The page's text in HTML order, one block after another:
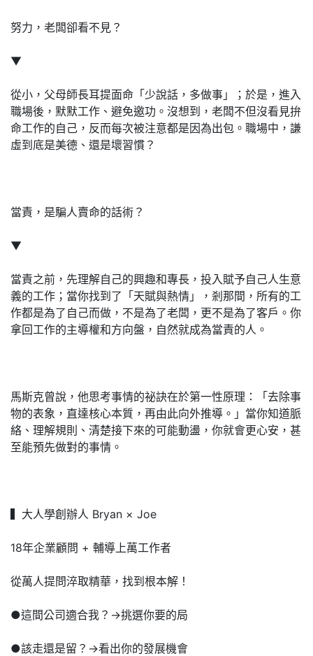
努力，老闆卻看不見？
▼
從小，父母師長耳提面命「少說話，多做事」；於是，進入
職場後，默默工作、避免邀功。沒想到，老闆不但沒看見拚
命工作的自己，反而每次被注意都是因為出包。職場中，謙
虛到底是美德、還是壞習慣？
當責，是騙人賣命的話術？
▼
當責之前，先理解自己的興趣和專長，投入賦予自己人生意
義的工作；當你找到了「天賦與熱情」，剎那間，所有的工
作都是為了自己而做，不是為了老闆，更不是為了客戶。你
拿回工作的主導權和方向盤，自然就成為當責的人。
馬斯克曾說，他思考事情的祕訣在於第一性原理：「去除事
物的表象，直達核心本質，再由此向外推導。」當你知道脈
絡、理解規則、清楚接下來的可能動盪，你就會更心安，甚
至能預先做對的事情。
▍大人學創辦人 Bryan × Joe
18年企業顧問 + 輔導上萬工作者
從萬人提問淬取精華，找到根本解！
●這間公司適合我？→挑選你要的局
●該走還是留？→看出你的發展機會